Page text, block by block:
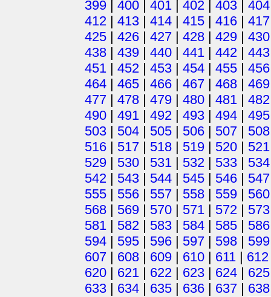
399 | 400 | 401 | 402 | 403 | 404
412 | 413 | 414 | 415 | 416 | 417
425 | 426 | 427 | 428 | 429 | 430
438 | 439 | 440 | 441 | 442 | 443
451 | 452 | 453 | 454 | 455 | 456
464 | 465 | 466 | 467 | 468 | 469
477 | 478 | 479 | 480 | 481 | 482
490 | 491 | 492 | 493 | 494 | 495
503 | 504 | 505 | 506 | 507 | 508
516 | 517 | 518 | 519 | 520 | 521
529 | 530 | 531 | 532 | 533 | 534
542 | 543 | 544 | 545 | 546 | 547
555 | 556 | 557 | 558 | 559 | 560
568 | 569 | 570 | 571 | 572 | 573
581 | 582 | 583 | 584 | 585 | 586
594 | 595 | 596 | 597 | 598 | 599
607 | 608 | 609 | 610 | 611 | 612
620 | 621 | 622 | 623 | 624 | 625
633 | 634 | 635 | 636 | 637 | 638